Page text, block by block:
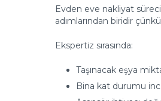
Evden eve nakliyat
adımlarından biridir
Ekspertiz sırasında:
Taşınacak eşya
Bina kat durumu